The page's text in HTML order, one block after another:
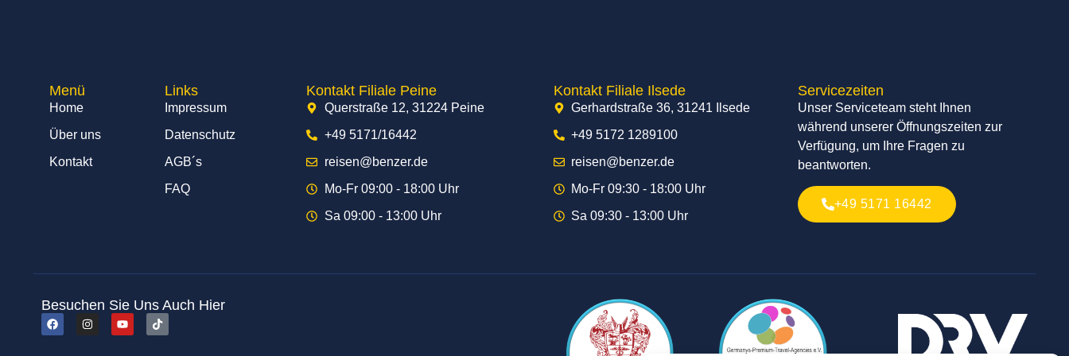
Menü
Home
Über uns
Kontakt
Links
Impressum
Datenschutz
AGB´s
FAQ
Kontakt Filiale Peine
Querstraße 12, 31224 Peine
+49 5171/16442
reisen@benzer.de
Mo-Fr 09:00 - 18:00 Uhr
Sa 09:00 - 13:00 Uhr
Kontakt Filiale Ilsede
Gerhardstraße 36, 31241 Ilsede
+49 5172 1289100
reisen@benzer.de
Mo-Fr 09:30 - 18:00 Uhr
Sa 09:30 - 13:00 Uhr
Servicezeiten
Unser Serviceteam steht Ihnen
während unserer Öffnungszeiten zur
Verfügung, um Ihre Fragen zu
beantworten.
+49 5171 16442
Besuchen Sie Uns Auch Hier